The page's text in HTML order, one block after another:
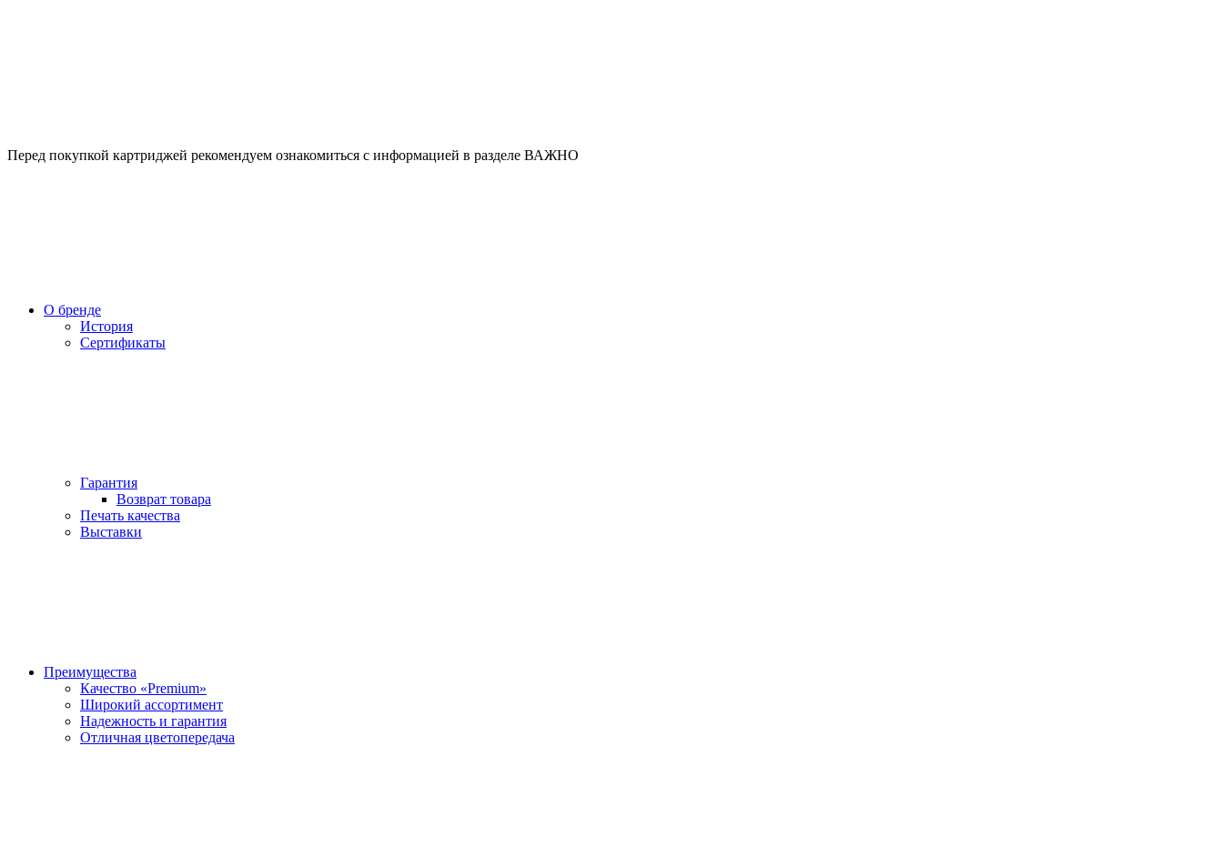
Перед покупкой картриджей рекомендуем ознакомиться с информацией в разделе ВАЖНО
О бренде
История
Сертификаты
Гарантия
Возврат товара
Печать качества
Выставки
Преимущества
Качество «Premium»
Широкий ассортимент
Надежность и гарантия
Отличная цветопередача